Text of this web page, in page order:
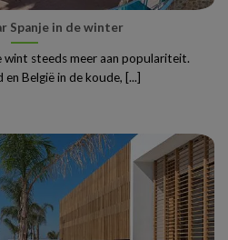
Spanje in de winter
wint steeds meer aan populariteit.
België in de koude, [...]